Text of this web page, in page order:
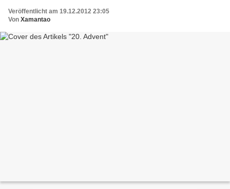
Veröffentlicht am 19.12.2012 23:05
Von Xamantao